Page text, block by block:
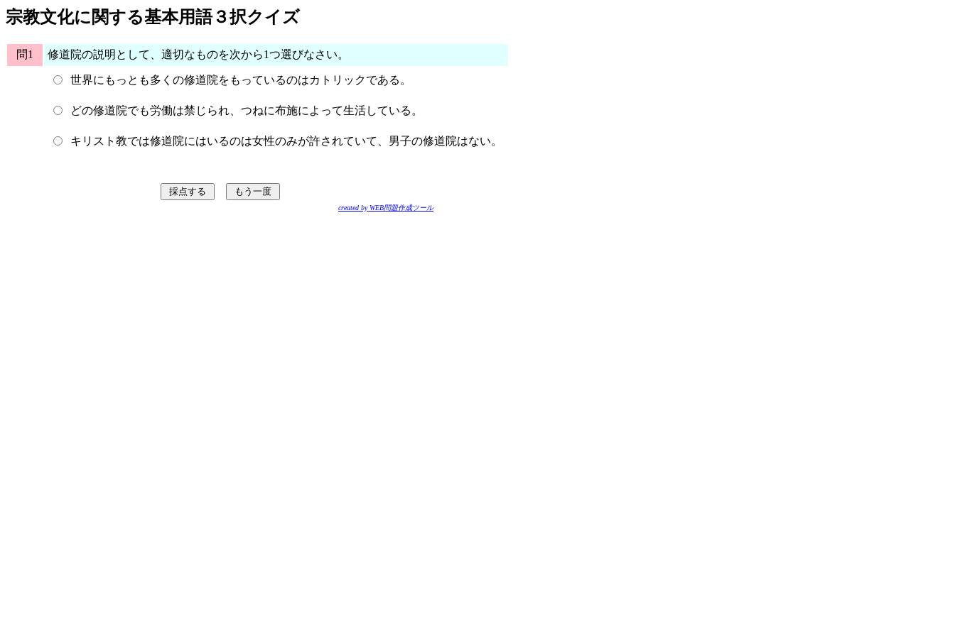
宗教文化に関する基本用語３択クイズ
問1 修道院の説明として、適切なものを次から1つ選びなさい。
世界にもっとも多くの修道院をもっているのはカトリックである。
どの修道院でも労働は禁じられ、つねに布施によって生活している。
キリスト教では修道院にはいるのは女性のみが許されていて、男子の修道院はない。
created by WEB問題作成ツール